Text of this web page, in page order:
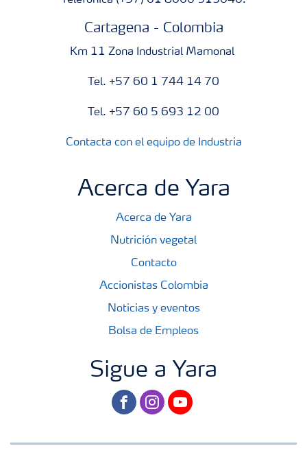
Cartagena - Colombia
Km 11 Zona Industrial Mamonal
Tel. +57 60 1 744 14 70
Tel. +57 60 5 693 12 00
Contacta con el equipo de Industria
Acerca de Yara
Acerca de Yara
Nutrición vegetal
Contacto
Accionistas Colombia
Noticias y eventos
Bolsa de Empleos
Sigue a Yara
facebookinstagram
youtube